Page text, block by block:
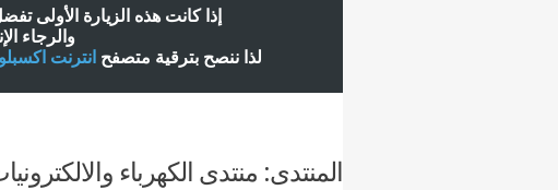
إذا كانت هذه الزيارة الأولى
والرجاء
لذا ننصح بترقية متصفح انترنت
المنتدى: منتدى الكهرباء